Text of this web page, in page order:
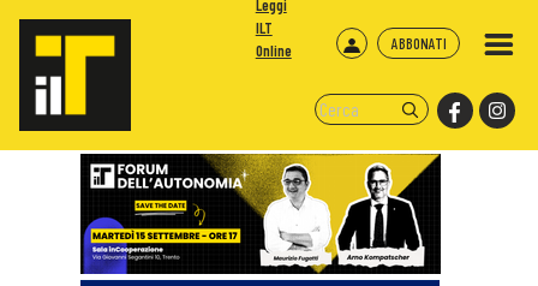
ABBONATI
Leggi
ILT
Online